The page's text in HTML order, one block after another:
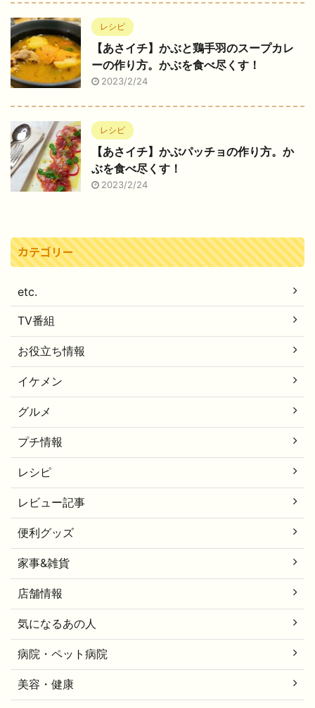
レシピ
【あさイチ】かぶと鶏手羽のスープカレ
ーの作り方。かぶを食べ尽くす！
2023/2/24
レシピ
【あさイチ】かぶパッチョの作り方。か
ぶを食べ尽くす！
2023/2/24
カテゴリー
etc.
TV番組
お役立ち情報
イケメン
グルメ
プチ情報
レシピ
レビュー記事
便利グッズ
家事&雑貨
店舗情報
気になるあの人
病院・ペット病院
美容・健康